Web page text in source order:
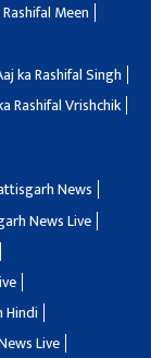
Meen
ka Rashifal Singh
Rashifal Vrishchik
News
News Live
Hindi
Live